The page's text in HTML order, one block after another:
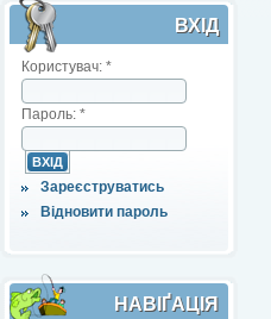
ВХІД
Користувач: *
Пароль: *
Зареєструватись
Відновити пароль
НАВІҐАЦІЯ